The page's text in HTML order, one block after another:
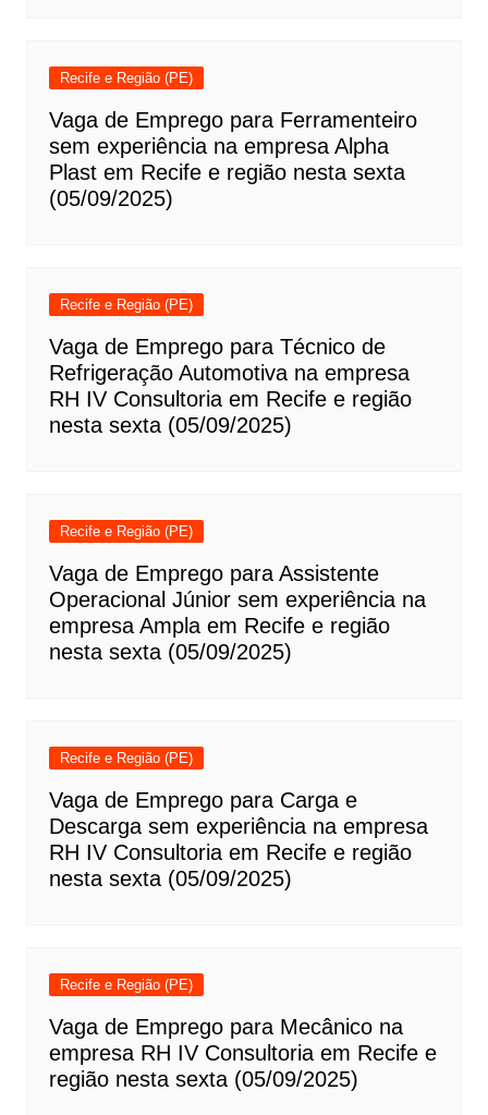
Recife e Região (PE)
Vaga de Emprego para Ferramenteiro
sem experiência na empresa Alpha
Plast em Recife e região nesta sexta
(05/09/2025)
Recife e Região (PE)
Vaga de Emprego para Técnico de
Refrigeração Automotiva na empresa
RH IV Consultoria em Recife e região
nesta sexta (05/09/2025)
Recife e Região (PE)
Vaga de Emprego para Assistente
Operacional Júnior sem experiência na
empresa Ampla em Recife e região
nesta sexta (05/09/2025)
Recife e Região (PE)
Vaga de Emprego para Carga e
Descarga sem experiência na empresa
RH IV Consultoria em Recife e região
nesta sexta (05/09/2025)
Recife e Região (PE)
Vaga de Emprego para Mecânico na
empresa RH IV Consultoria em Recife e
região nesta sexta (05/09/2025)